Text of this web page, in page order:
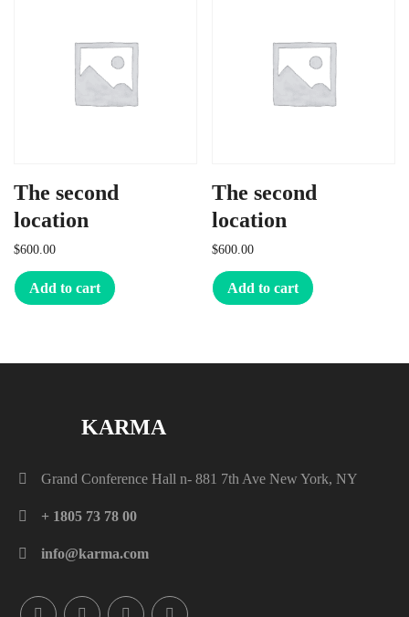
The second
location
$600.00
Add to cart
The second
location
$600.00
Add to cart
KARMA
Grand Conference Hall n- 881 7th Ave New York, NY
+ 1805 73 78 00
info@karma.com